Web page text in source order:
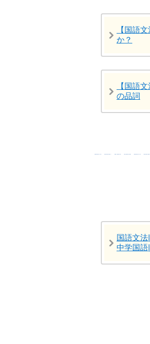
【国語
か？
【国語
の品詞
国語文法
中学国語